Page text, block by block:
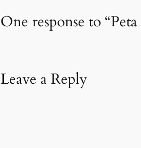
One response to
Leave a Reply